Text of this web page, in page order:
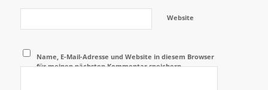
Website
Name, E-Mail-Adresse und Website in diesem Browser
für meinen nächsten Kommentar speichern.